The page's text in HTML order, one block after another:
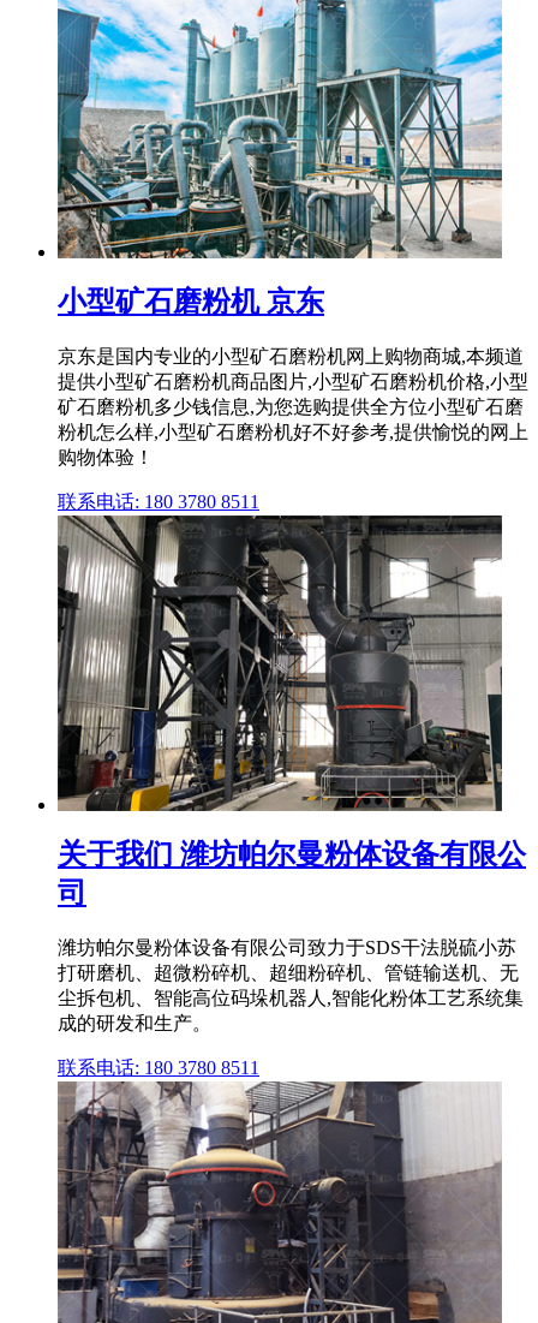
小型矿石磨粉机 京东
京东是国内专业的小型矿石磨粉机网上购物商城,本频道
提供小型矿石磨粉机商品图片,小型矿石磨粉机价格,小型
矿石磨粉机多少钱信息,为您选购提供全方位小型矿石磨
粉机怎么样,小型矿石磨粉机好不好参考,提供愉悦的网上
购物体验！
联系电话: 180 3780 8511
关于我们 潍坊帕尔曼粉体设备有限公
司
潍坊帕尔曼粉体设备有限公司致力于SDS干法脱硫小苏
打研磨机、超微粉碎机、超细粉碎机、管链输送机、无
尘拆包机、智能高位码垛机器人,智能化粉体工艺系统集
成的研发和生产。
联系电话: 180 3780 8511